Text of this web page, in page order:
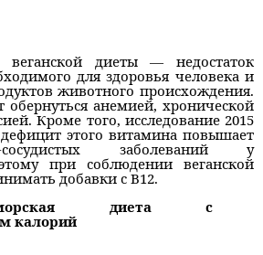
веганской диеты — недостаток
для здоровья человека и
животного происхождения.
анемией, хронической
Кроме того, исследование 2015
этого витамина повышает
заболеваний у
при соблюдении веганской
добавки с В12.
диета с
калорий